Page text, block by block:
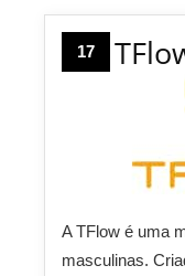
17
A TFlow é uma
masculinas.